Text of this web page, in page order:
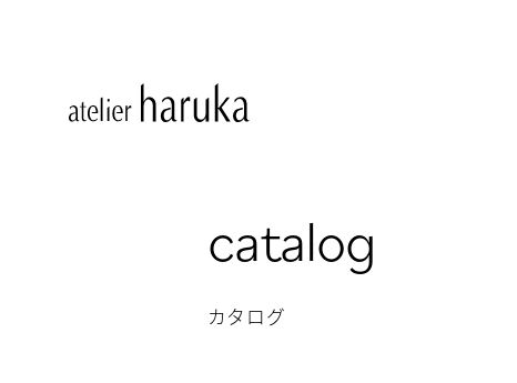
catalog
カタログ